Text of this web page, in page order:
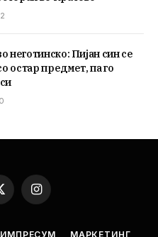
неготинско: Пијан син се
остар предмет, па го
Instagram
ИМПРЕСУМ МАРКЕТИНГ